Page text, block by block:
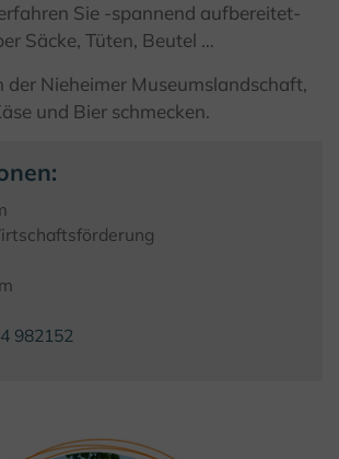
Sie -spannend aufbereitet-
Säcke, Tüten, Beutel …
der Nieheimer Museumslandschaft,
und Bier schmecken.
982152